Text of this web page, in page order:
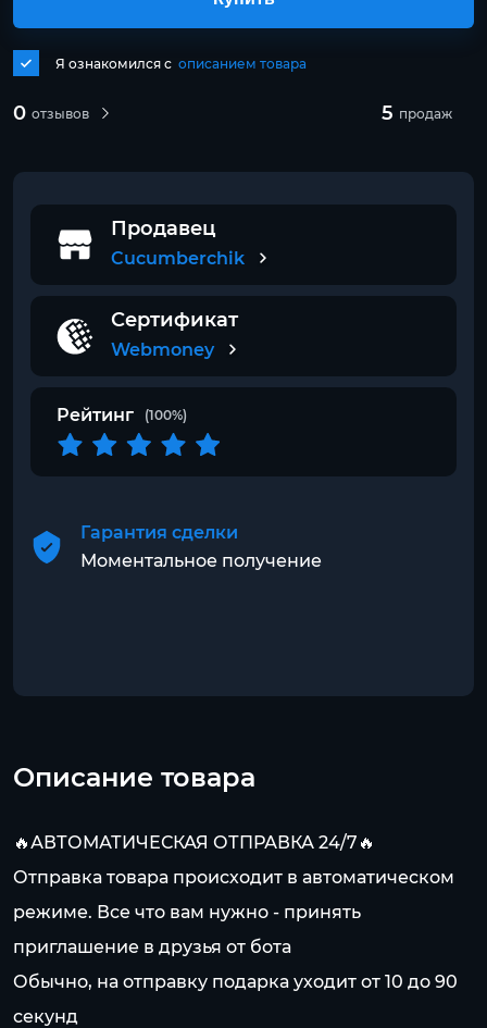
0 отзывов 5 продаж
Я ознакомился с описанием товара
Продавец
Cucumberchik
Сертификат
Webmoney
Рейтинг (100%)
Гарантия сделки
Моментальное получение
Описание товара
🔥АВТОМАТИЧЕСКАЯ ОТПРАВКА 24/7🔥
Отправка товара происходит в автоматическом
режиме. Все что вам нужно - принять
приглашение в друзья от бота
Обычно, на отправку подарка уходит от 10 до 90
секунд